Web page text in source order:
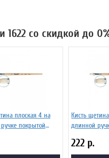
1622 со скидкой до
плоская 4 на
покрытой
Кисть
длинной
222 р.